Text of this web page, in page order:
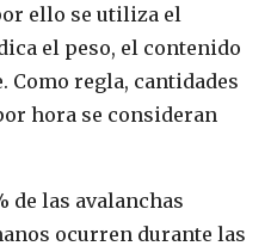
ello se utiliza el
el peso, el contenido
Como regla, cantidades
hora se consideran
de las avalanchas
ocurren durante las